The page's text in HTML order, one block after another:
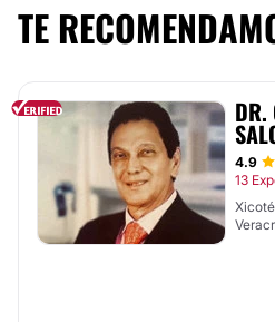
TE
DR.
4.9
13